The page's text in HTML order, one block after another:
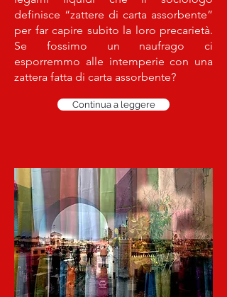
definisce “zattere di carta assorbente”
per far capire subito la loro precarietà.
Se fossimo un naufrago ci
esporremmo alle intemperie con una
zattera fatta di carta assorbente?
Continua a leggere